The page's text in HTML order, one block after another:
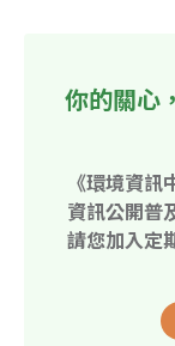
你的關心
《環境資
資訊公開普
請您加入定